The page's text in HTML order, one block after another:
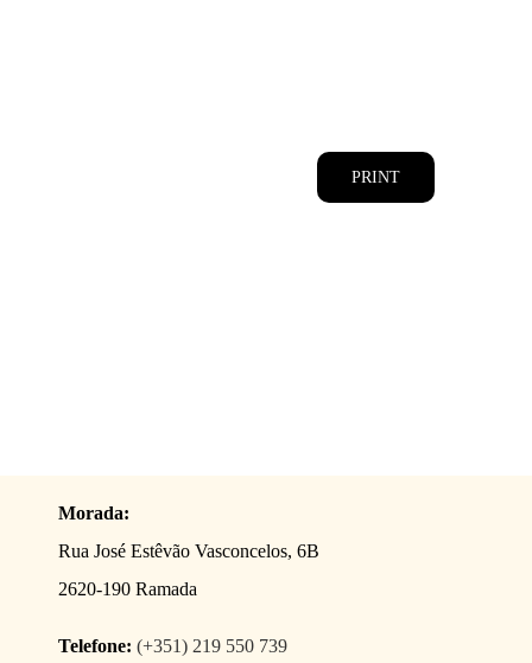
PRINT
Morada:
Rua José Estêvão Vasconcelos, 6B
2620-190 Ramada
Telefone: (+351) 219 550 739